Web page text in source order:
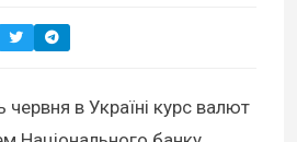
в Україні курс валют